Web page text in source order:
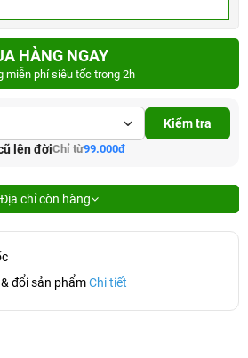
HÀNG NGAY
miễn phí siêu tốc trong 2h
Kiểm tra
lên đờiChỉ từ99.000đ
Địa chỉ còn hàng
đổi sản phẩmChi tiết